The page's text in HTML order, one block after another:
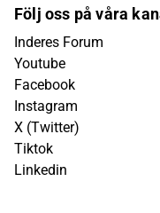
Följ oss på våra
Inderes Forum
Youtube
Facebook
Instagram
X (Twitter)
Tiktok
Linkedin